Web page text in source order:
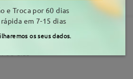
incluído
e Troca por 60 dias
em 7-15 dias
os seus dados.